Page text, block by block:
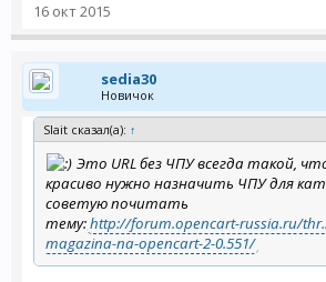
16 окт 2015
sedia30
Новичок
Slait сказал(а): ↑
Это URL без ЧПУ всегда такой,
красиво нужно назначить ЧПУ для
советую почитать
тему:http://forum.opencart-russia.ru/
magazina-na-opencart-2-0.551/